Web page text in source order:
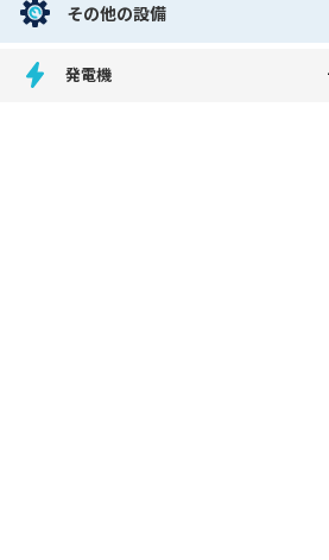
その他の設備
発電機